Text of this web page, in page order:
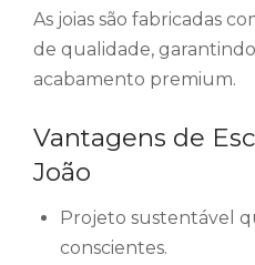
As joias são fabricadas
de qualidade,
acabamento premium.
Vantagens de
João
Projeto sustentável
conscientes.